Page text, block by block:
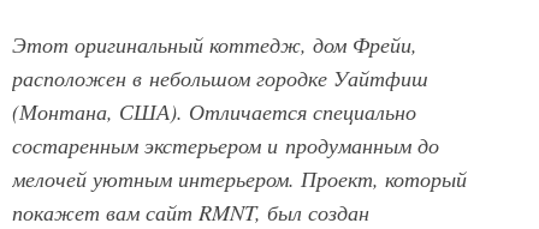
Этот оригинальный коттедж, дом Фрейи,
расположен в небольшом городке Уайтфиш
(Монтана, США). Отличается специально
состаренным экстерьером и продуманным до
мелочей уютным интерьером. Проект, который
покажет вам сайт RMNT, был создан